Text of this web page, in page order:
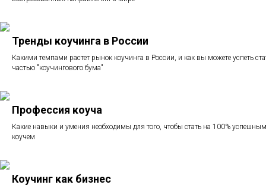
Тренды коучинга в России
Какими темпами растет рынок коучинга в России, и как вы можете успеть
частью "коучингового бума"
Профессия коуча
Какие навыки и умения необходимы для того, чтобы стать на 100% успешным
коучем
Коучинг как бизнес